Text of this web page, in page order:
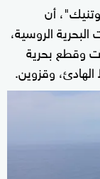
أن
الروسية،
وقطع بحرية
وقزوين.